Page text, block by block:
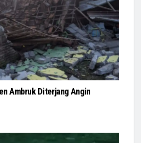
Ambruk Diterjang Angin